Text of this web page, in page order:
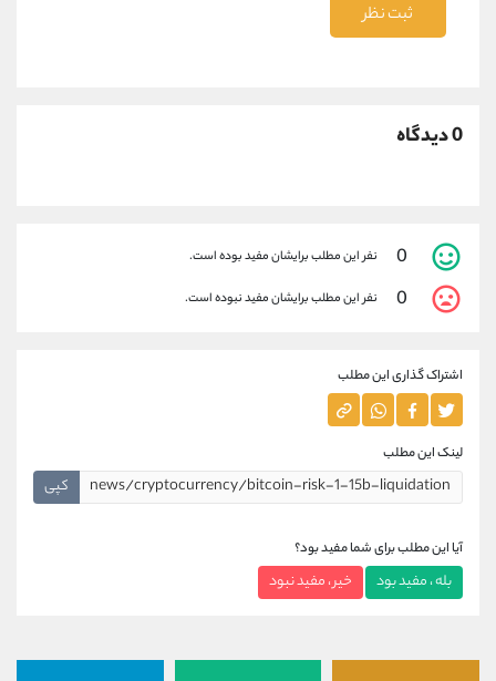
ثبت نظر
0 دیدگاه
0 نفر این مطلب برایشان مفید بوده است.
0 نفر این مطلب برایشان مفید نبوده است.
اشتراک گذاری این مطلب
لینک این مطلب
کپی
آیا این مطلب برای شما مفید بود؟
بله ، مفید بود خیر ، مفید نبود